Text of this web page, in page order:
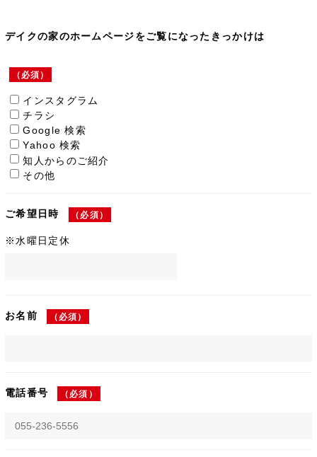
デイクの家のホームページをご覧になったきっかけは
（必須）
インスタグラム
チラシ
Google 検索
Yahoo 検索
知人からのご紹介
その他
ご希望日時 （必須）
※水曜日定休
お名前 （必須）
電話番号 （必須）